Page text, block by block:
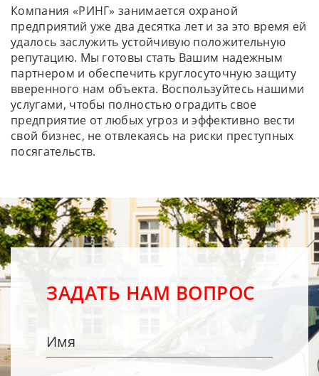
Компания «РИНГ» занимается охраной
предприятий уже два десятка лет и за это время ей
удалось заслужить устойчивую положительную
репутацию. Мы готовы стать Вашим надежным
партнером и обеспечить круглосуточную защиту
вверенного нам объекта. Воспользуйтесь нашими
услугами, чтобы полностью оградить свое
предприятие от любых угроз и эффективно вести
свой бизнес, не отвлекаясь на риски преступных
посягательств.
ЗАДАТЬ НАМ ВОПРОС